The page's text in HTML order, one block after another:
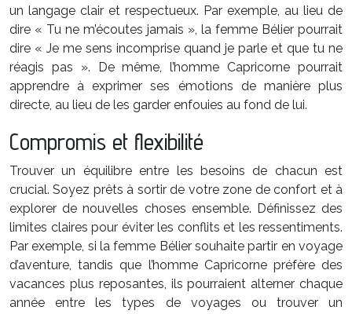
un langage clair et respectueux. Par exemple, au lieu de
dire « Tu ne m’écoutes jamais », la femme Bélier pourrait
dire « Je me sens incomprise quand je parle et que tu ne
réagis pas ». De même, l’homme Capricorne pourrait
apprendre à exprimer ses émotions de manière plus
directe, au lieu de les garder enfouies au fond de lui.
Compromis et flexibilité
Trouver un équilibre entre les besoins de chacun est
crucial. Soyez prêts à sortir de votre zone de confort et à
explorer de nouvelles choses ensemble. Définissez des
limites claires pour éviter les conflits et les ressentiments.
Par exemple, si la femme Bélier souhaite partir en voyage
d’aventure, tandis que l’homme Capricorne préfère des
vacances plus reposantes, ils pourraient alterner chaque
année entre les types de voyages ou trouver un